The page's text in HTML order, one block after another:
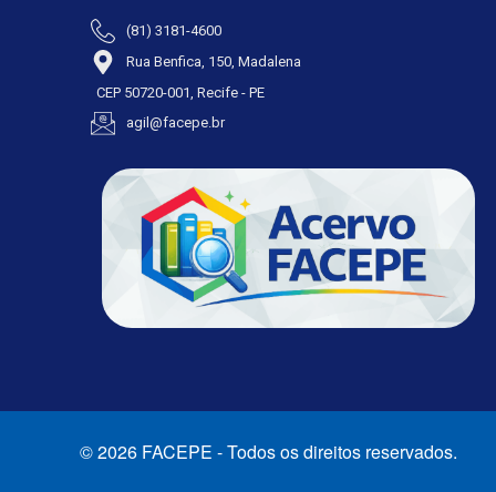
(81) 3181-4600
Rua Benfica, 150, Madalena
CEP 50720-001, Recife - PE
agil@facepe.br
© 2026 FACEPE - Todos os direitos reservados.